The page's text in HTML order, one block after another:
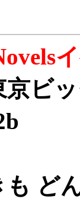
ビ
も ど